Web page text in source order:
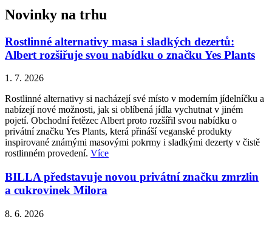
Novinky na trhu
Rostlinné alternativy masa i sladkých dezertů:
Albert rozšiřuje svou nabídku o značku Yes Plants
1. 7. 2026
Rostlinné alternativy si nacházejí své místo v moderním jídelníčku a
nabízejí nové možnosti, jak si oblíbená jídla vychutnat v jiném
pojetí. Obchodní řetězec Albert proto rozšířil svou nabídku o
privátní značku Yes Plants, která přináší veganské produkty
inspirované známými masovými pokrmy i sladkými dezerty v čistě
rostlinném provedení. Více
BILLA představuje novou privátní značku zmrzlin
a cukrovinek Milora
8. 6. 2026